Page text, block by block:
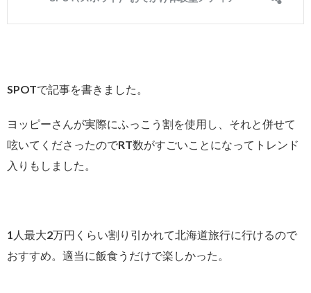
SPOTで記事を書きました。
ヨッピーさんが実際にふっこう割を使用し、それと併せて
呟いてくださったのでRT数がすごいことになってトレンド
入りもしました。
1人最大2万円くらい割り引かれて北海道旅行に行けるので
おすすめ。適当に飯食うだけで楽しかった。